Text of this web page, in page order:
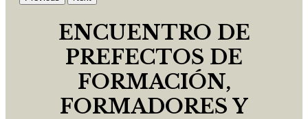
ENCUENTRO DE
PREFECTOS DE
FORMACIÓN,
FORMADORES Y